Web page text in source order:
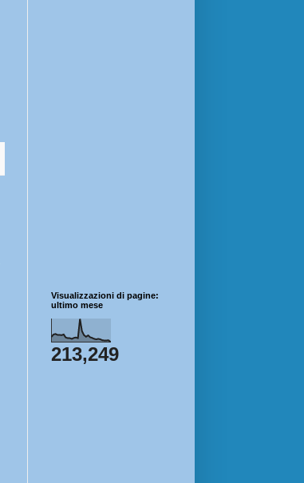
Visualizzazioni di pagine:
ultimo mese
213,249